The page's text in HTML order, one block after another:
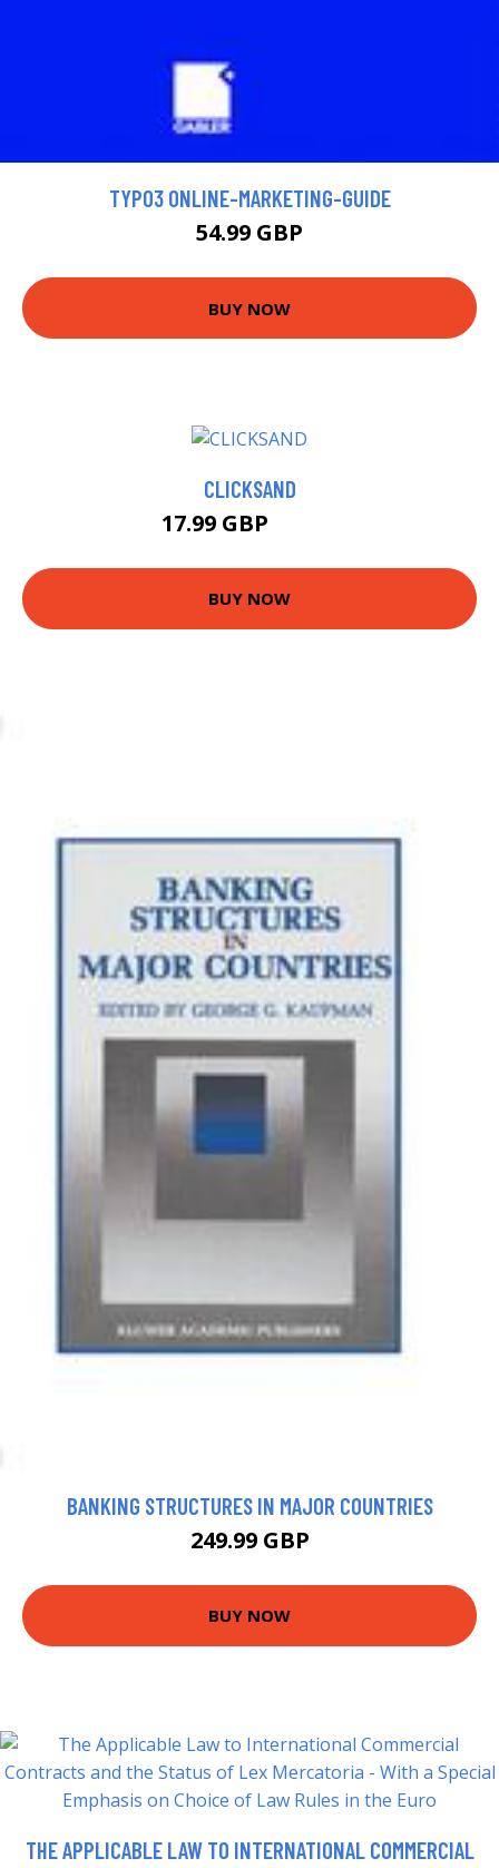
TYPO3 ONLINE-MARKETING-GUIDE
54.99 GBP
BUY NOW
CLICKSAND
17.99 GBP
BUY NOW
BANKING STRUCTURES IN MAJOR COUNTRIES
249.99 GBP
BUY NOW
THE APPLICABLE LAW TO INTERNATIONAL COMMERCIAL